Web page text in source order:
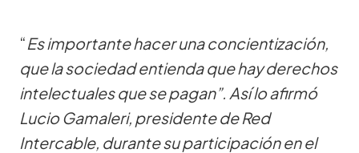
“Es importante hacer una concientización,
que la sociedad entienda que hay derechos
intelectuales que se pagan”. Así lo afirmó
Lucio Gamaleri, presidente de Red
Intercable, durante su participación en el